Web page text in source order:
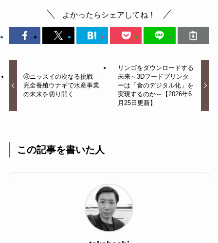
よかったらシェアしてね！
④ニッスイの次なる挑戦─
完全養殖ウナギで水産事業
の未来を切り開く
リンゴをダウンロードする
未来～3Dフードプリンタ
ーは「食のデジタル化」を
実現するのか～【2026年6
月25日更新】
この記事を書いた人